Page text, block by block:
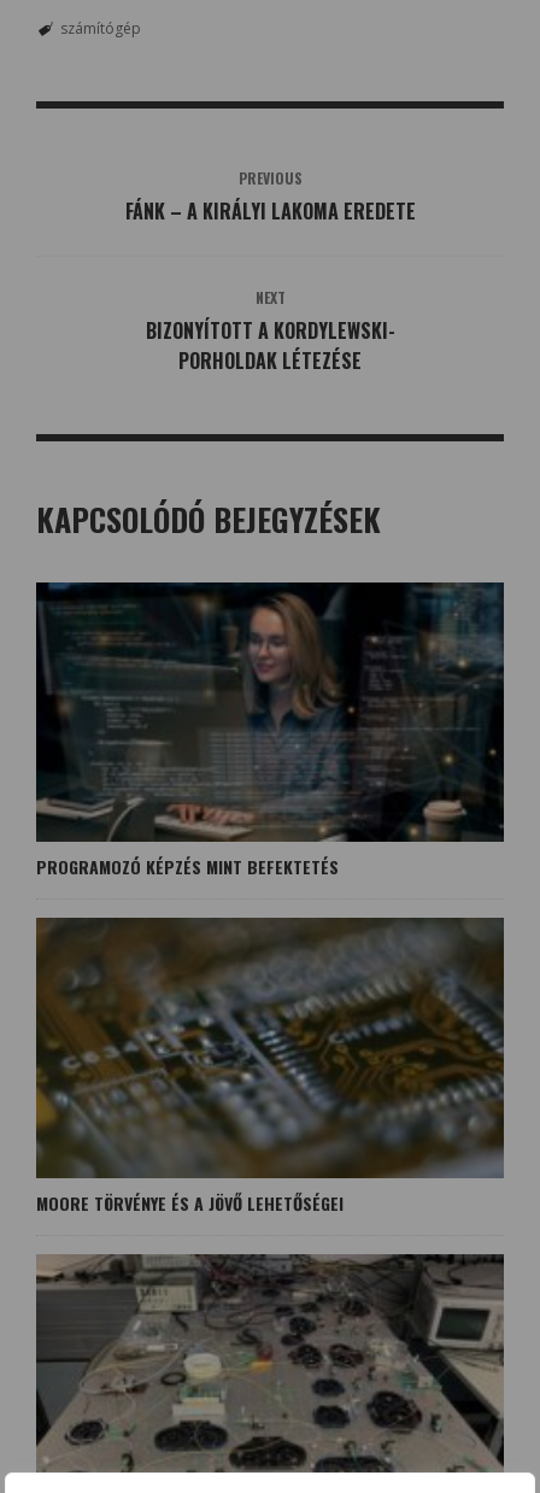
számítógép
PREVIOUS
FÁNK – A KIRÁLYI LAKOMA EREDETE
NEXT
BIZONYÍTOTT A KORDYLEWSKI-
PORHOLDAK LÉTEZÉSE
KAPCSOLÓDÓ BEJEGYZÉSEK
PROGRAMOZÓ KÉPZÉS MINT BEFEKTETÉS
MOORE TÖRVÉNYE ÉS A JÖVŐ LEHETŐSÉGEI